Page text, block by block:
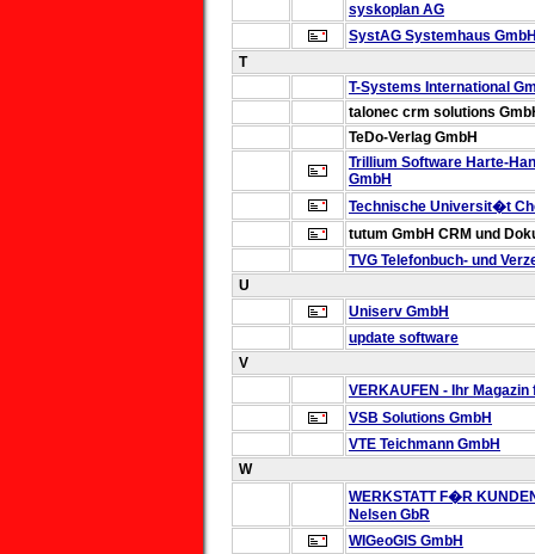
syskoplan AG
SystAG Systemhaus
T
T-Systems International
talonec crm solutions
TeDo-Verlag GmbH
Trillium Software Harte-
GmbH
Technische Universit�t
tutum GmbH CRM und
TVG Telefonbuch- und
U
Uniserv GmbH
update software
V
VERKAUFEN - Ihr
VSB Solutions GmbH
VTE Teichmann GmbH
W
WERKSTATT F�R
Nelsen GbR
WIGeoGIS GmbH